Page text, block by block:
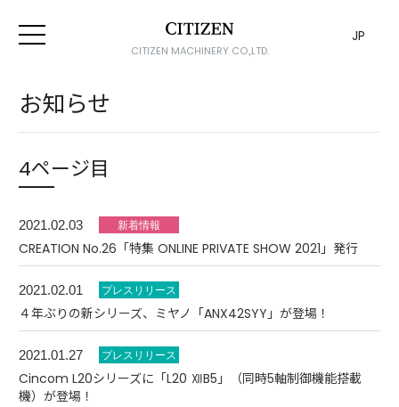
CITIZEN MACHINERY CO.,LTD.
JP
お知らせ
4ページ目
2021.02.03
CREATION No.26「特集 ONLINE PRIVATE SHOW 2021」発行
2021.02.01
４年ぶりの新シリーズ、ミヤノ「ANX42SYY」が登場！
2021.01.27
Cincom L20シリーズに「L20 ⅫB5」（同時5軸制御機能搭載
機）が登場！